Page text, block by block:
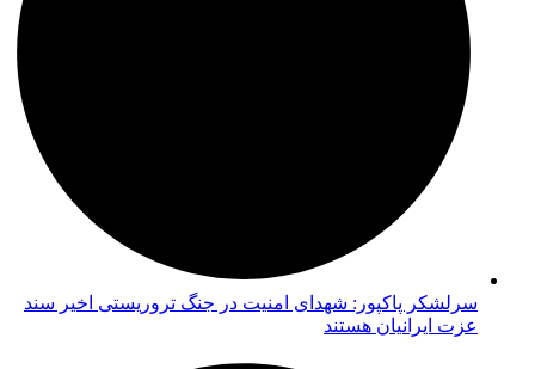
سرلشکر پاکپور: شهدای امنیت در جنگ تروریستی اخیر سند
عزت ایرانیان هستند